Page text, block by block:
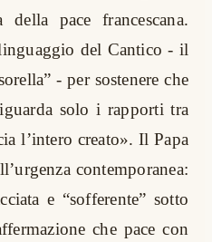
pace francescana.
del Cantico - il
- per sostenere che
solo i rapporti tra
l’intero creato». Il Papa
contemporanea:
e “sofferente” sotto
che pace con